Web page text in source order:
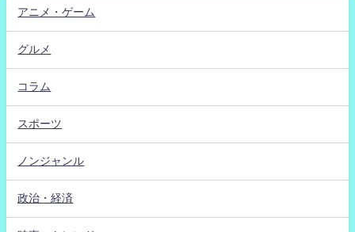
アニメ・ゲーム
グルメ
コラム
スポーツ
ノンジャンル
政治・経済